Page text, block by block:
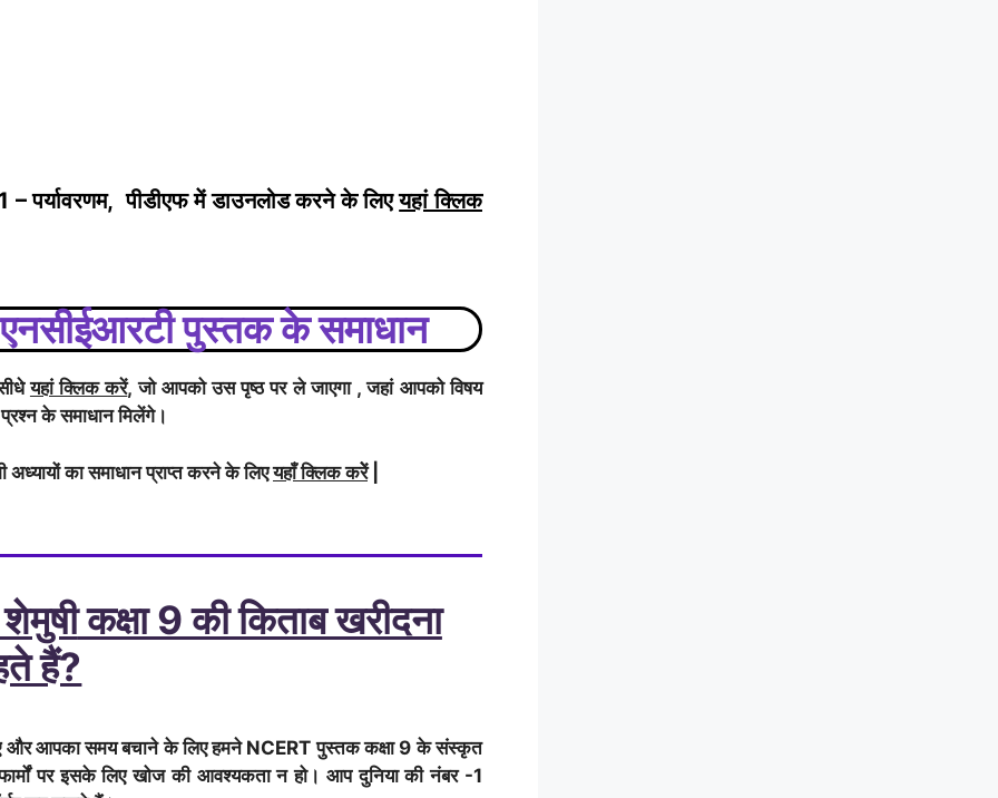
– पर्यावरणम, पीडीएफ में डाउनलोड करने के लिएयहां क्लिक
पुस्तक के समाधान
यहां क्लिक करें, जो आपको उस पृष्ठ पर ले जाएगा , जहां आपको विषय
प्रश्न के समाधान मिलेंगे।
का समाधान प्राप्त करने के लिएयहाँ क्लिक करेें|
कक्षा 9 की किताब खरीदना
हैं?
आपका समय बचाने के लिए हमने NCERT पुस्तक कक्षा 9 केसंस्कृत
पर इसके लिए खोज की आवश्यकता न हो। आप दुनिया की नंबर -1